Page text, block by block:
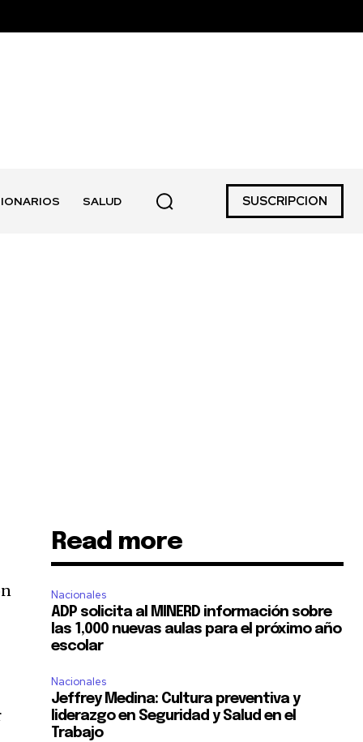
SALUD SUSCRIPCION
Read more
Nacionales
ADP solicita al MINERD información sobre
las 1,000 nuevas aulas para el próximo año
escolar
Nacionales
Jeffrey Medina: Cultura preventiva y
liderazgo en Seguridad y Salud en el
Trabajo